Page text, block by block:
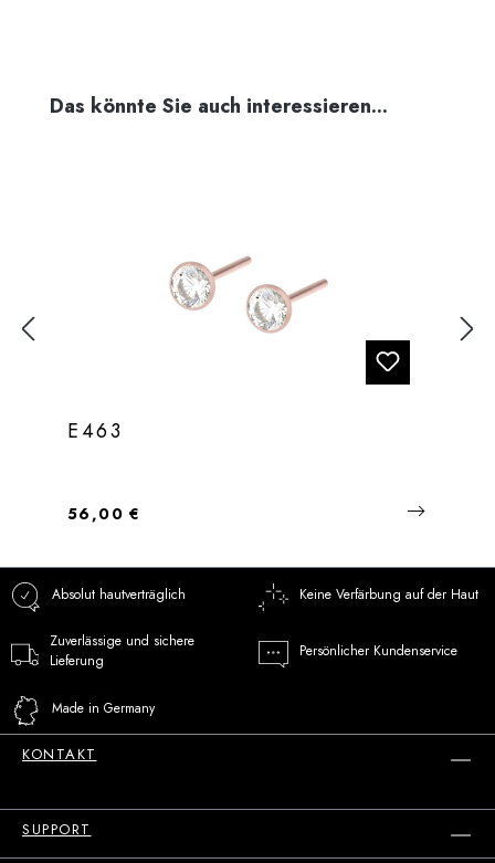
Produktgalerie überspringen
Das könnte Sie auch interessieren...
E463
Regulärer Preis:
56,00 €
Absolut hautverträglich Keine Verfärbung auf der Haut
Zuverlässige und sichere
Lieferung
Persönlicher Kundenservice
Made in Germany
KONTAKT
SUPPORT